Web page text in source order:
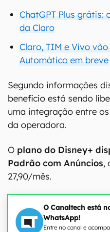
ChatGPT Plus
da Claro
Claro, TIM e Vivo
Automático em breve
Segundo informações
benefício está sendo
uma integração entre
da operadora.
O plano do Disney+
Padrão com Anúncios,
27,90/mês.
O Canaltech está
WhatsApp!
Entre no canal e